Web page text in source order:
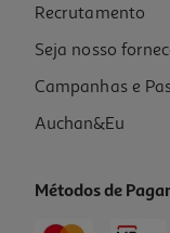
1,19 €
+0,10 € Depósito
Recrutamento
Seja nosso
Campanhas e
Auchan&Eu
Métodos de